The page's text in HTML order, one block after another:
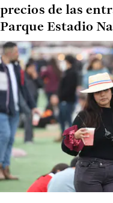
precios de las
Parque Estadio